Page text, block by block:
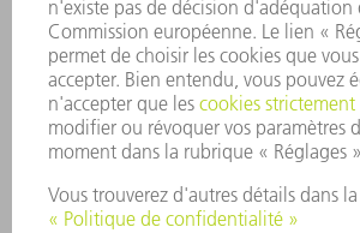
DURABILITÉ
ENVIRONNEMENT ET CLIMAT
SOCIAL ET SOCIÉTÉ
GESTION D'ENTREPRISE